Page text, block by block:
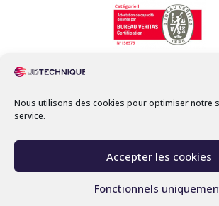
Nous utilisons des cookies pour optimiser notre
service.
Accepter les cookies
Fonctionnels
Réalisation par